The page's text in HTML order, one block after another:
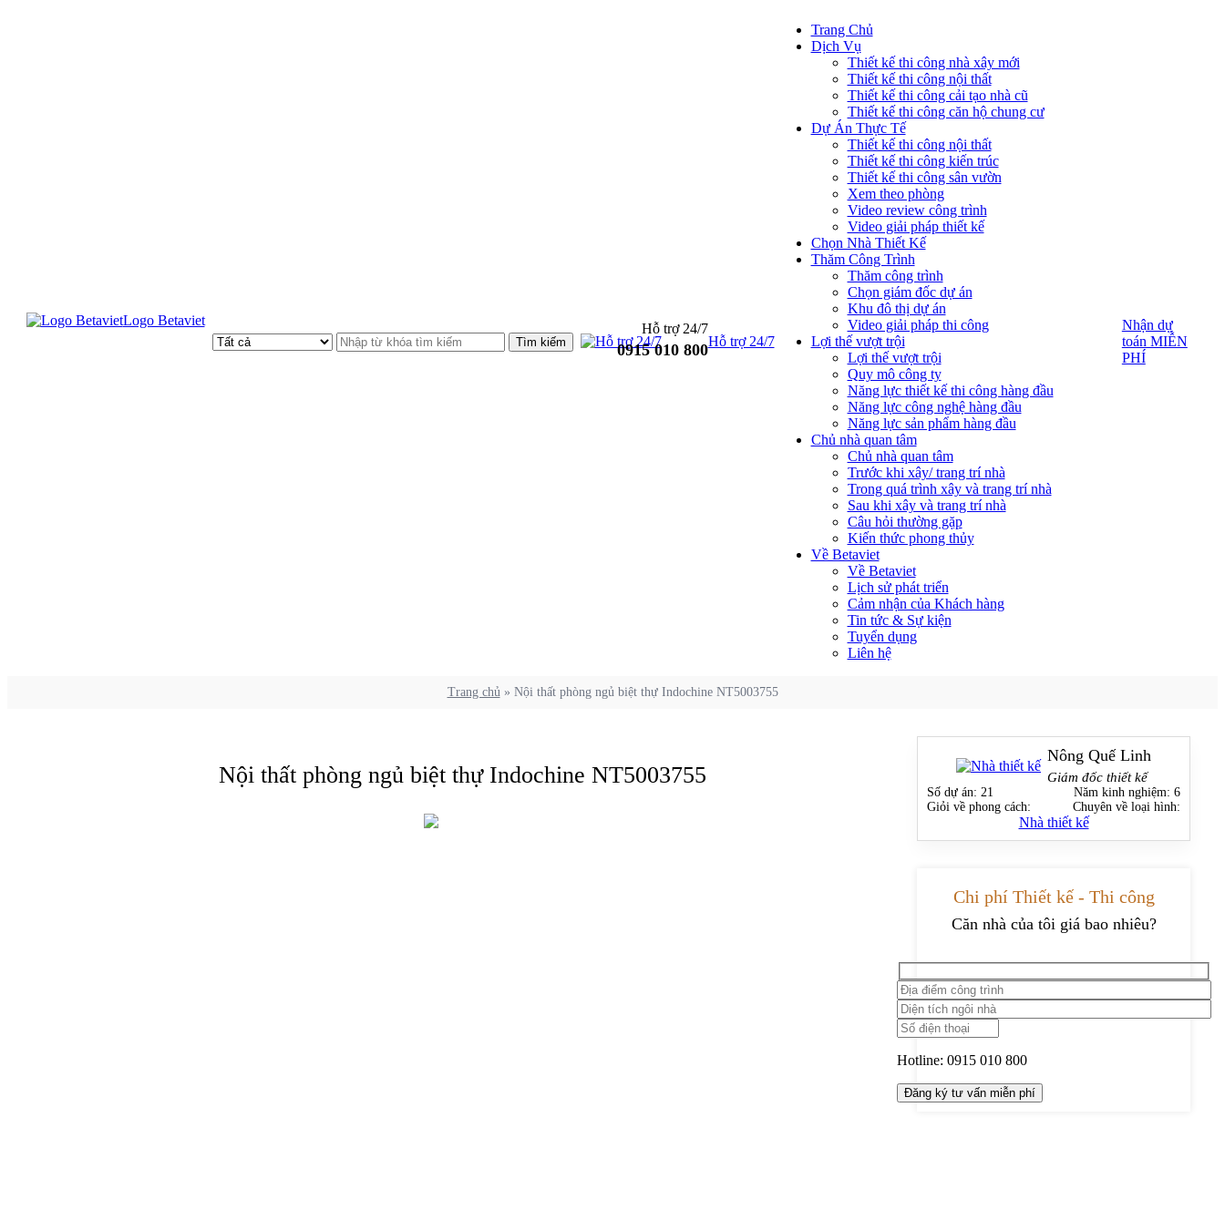
Logo Betaviet
Hỗ trợ 24/7
0915 010 800Hỗ trợ 24/7
Trang Chủ
Dịch Vụ
Thiết kế thi công nhà xây mới
Thiết kế thi công nội thất
Thiết kế thi công cải tạo nhà cũ
Thiết kế thi công căn hộ chung cư
Dự Án Thực Tế
Thiết kế thi công nội thất
Thiết kế thi công kiến trúc
Thiết kế thi công sân vườn
Xem theo phòng
Video review công trình
Video giải pháp thiết kế
Chọn Nhà Thiết Kế
Thăm Công Trình
Thăm công trình
Chọn giám đốc dự án
Khu đô thị dự án
Video giải pháp thi công
Lợi thế vượt trội
Lợi thế vượt trội
Quy mô công ty
Năng lực thiết kế thi công hàng đầu
Năng lực công nghệ hàng đầu
Năng lực sản phẩm hàng đầu
Chủ nhà quan tâm
Chủ nhà quan tâm
Trước khi xây/ trang trí nhà
Trong quá trình xây và trang trí nhà
Sau khi xây và trang trí nhà
Câu hỏi thường gặp
Kiến thức phong thủy
Về Betaviet
Về Betaviet
Lịch sử phát triển
Cảm nhận của Khách hàng
Tin tức & Sự kiện
Tuyển dụng
Liên hệ
Nhận dự
toán MIỄN
PHÍ
Trang chủ» Nội thất phòng ngủ biệt thự Indochine NT5003755
Nội thất phòng ngủ biệt thự Indochine NT5003755
Nông Quế Linh
Giám đốc thiết kế
Số dự án: 21 Năm kinh nghiệm: 6
Giỏi về phong cách:
Chuyên về loại hình:
Nhà thiết kế
Chi phí Thiết kế - Thi công
Căn nhà của tôi giá bao nhiêu?
Hotline: 0915 010 800